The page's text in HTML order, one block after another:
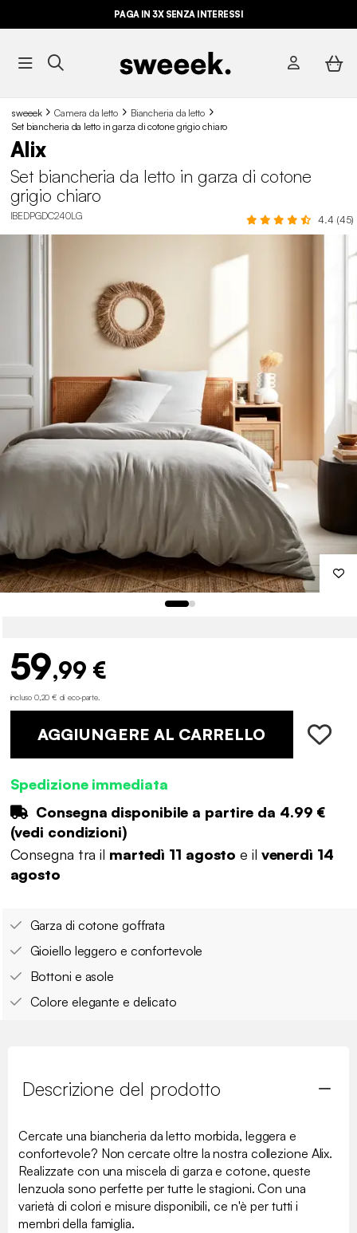
PAGA IN 3X SENZA INTERESSI
sweeek Camera da letto
Biancheria da letto
Set biancheria da letto in garza di cotone grigio chiaro
Alix
Set biancheria da letto in garza di cotone
grigio chiaro
IBEDPGDC240LG 4.4 (45)
59,99 €
incluso 0,20 € di eco-parte.
AGGIUNGERE AL CARRELLO
Spedizione immediata
Consegna disponibile a partire da 4.99 €
(vedi condizioni)
Consegna tra il martedì 11 agosto e il venerdì 14
agosto
Garza di cotone goffrata
Gioiello leggero e confortevole
Bottoni e asole
Colore elegante e delicato
Descrizione del prodotto
Cercate una biancheria da letto morbida, leggera e
confortevole? Non cercate oltre la nostra collezione Alix.
Realizzate con una miscela di garza e cotone, queste
lenzuola sono perfette per tutte le stagioni. Con una
varietà di colori e misure disponibili, ce n'è per tutti i
membri della famiglia.